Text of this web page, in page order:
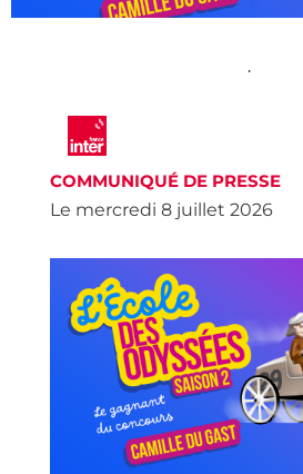
•
COMMUNIQUÉ DE PRESSE
Le mercredi 8 juillet 2026